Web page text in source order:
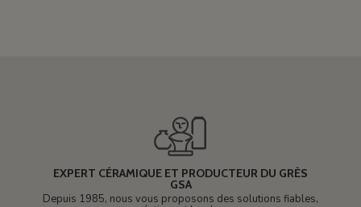
EXPERT CÉRAMIQUE ET PRODUCTEUR DU GRÈS
GSA
Depuis 1985, nous vous proposons des solutions fiables,